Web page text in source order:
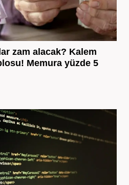
zam alacak? Kalem
Memura yüzde 5